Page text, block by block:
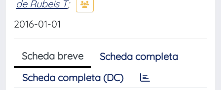
de Rubeis T;
2016-01-01
Scheda breve
Scheda completa
Scheda completa (DC)